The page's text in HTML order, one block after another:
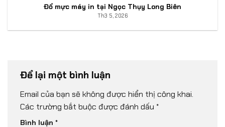
Đổ mực máy in tại Ngọc Thụy Long Biên
Th3 5, 2026
Để lại một bình luận
Email của bạn sẽ không được hiển thị công khai.
Các trường bắt buộc được đánh dấu *
Bình luận *